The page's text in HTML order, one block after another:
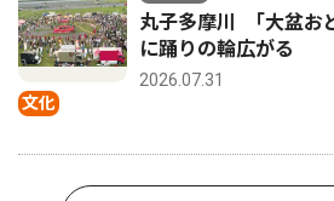
文化
丸子多摩川 ｢大盆お
に踊りの輪広がる
2026.07.31